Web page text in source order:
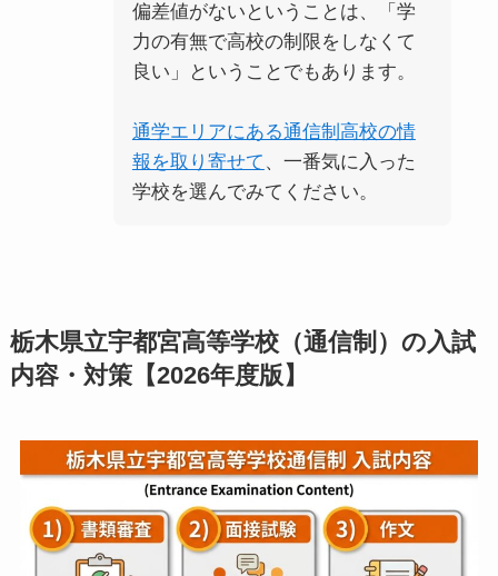
偏差値がないということは、「学
力の有無で高校の制限をしなくて
良い」ということでもあります。
通学エリアにある通信制高校の情
報を取り寄せて 、一番気に入った
学校を選んでみてください。
栃木県立宇都宮高等学校（通信制）の入試
内容・対策【2026年度版】